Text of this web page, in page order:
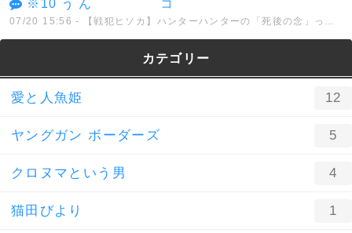
※10 う ん コ
07/20 15:56 - 【戦犯ヒソカ】ハンターハンターの「死後の念」って正直設定ミスだよな？
カテゴリー
愛と人魚姫 12
ヤングガン ボーダーズ 5
クロヌマという男 4
猫田びより 1